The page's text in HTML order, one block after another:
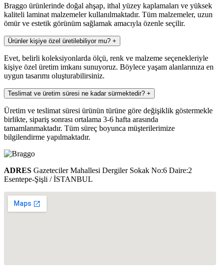
Braggo ürünlerinde doğal ahşap, ithal yüzey kaplamaları ve yüksek
kaliteli laminat malzemeler kullanılmaktadır. Tüm malzemeler, uzun
ömür ve estetik görünüm sağlamak amacıyla özenle seçilir.
Ürünler kişiye özel üretilebiliyor mu? +
Evet, belirli koleksiyonlarda ölçü, renk ve malzeme seçenekleriyle
kişiye özel üretim imkanı sunuyoruz. Böylece yaşam alanlarınıza en
uygun tasarımı oluşturabilirsiniz.
Teslimat ve üretim süresi ne kadar sürmektedir? +
Üretim ve teslimat süresi ürünün türüne göre değişiklik göstermekle
birlikte, sipariş sonrası ortalama 3-6 hafta arasında
tamamlanmaktadır. Tüm süreç boyunca müşterilerimize
bilgilendirme yapılmaktadır.
ADRES Gazeteciler Mahallesi Dergiler Sokak No:6 Daire:2
Esentepe-Şişli / İSTANBUL